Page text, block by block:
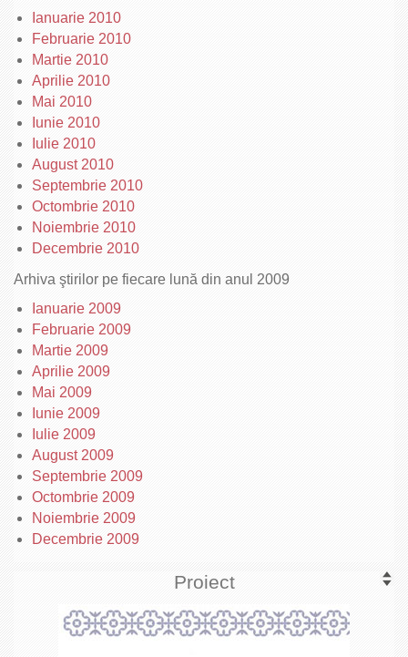
Ianuarie 2010
Februarie 2010
Martie 2010
Aprilie 2010
Mai 2010
Iunie 2010
Iulie 2010
August 2010
Septembrie 2010
Octombrie 2010
Noiembrie 2010
Decembrie 2010
Arhiva ştirilor pe fiecare lună din anul 2009
Ianuarie 2009
Februarie 2009
Martie 2009
Aprilie 2009
Mai 2009
Iunie 2009
Iulie 2009
August 2009
Septembrie 2009
Octombrie 2009
Noiembrie 2009
Decembrie 2009
Proiect